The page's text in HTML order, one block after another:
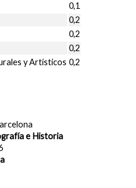
0,1
0,2
0,2
0,2
y Artísticos 0,2
e Historia